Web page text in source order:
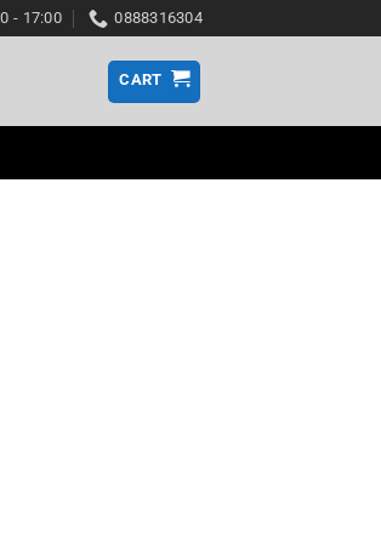
- 17:00 0888316304
CART